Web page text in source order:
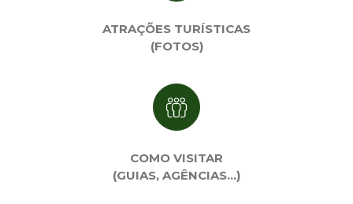
ATRAÇÕES TURÍSTICAS
(FOTOS)
COMO VISITAR
(GUIAS, AGÊNCIAS…)